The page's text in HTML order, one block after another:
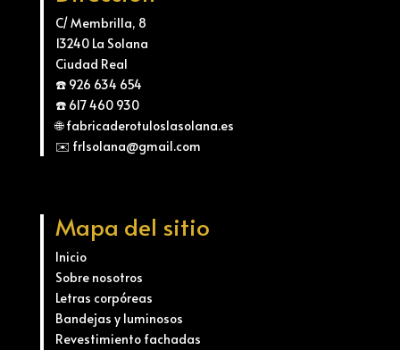
C/ Membrilla, 8
13240 La Solana
Ciudad Real
☎️ 926 634 654
☎️ 617 460 930
🌐 fabricaderotuloslasolana.es
✉️ frlsolana@gmail.com
Mapa del sitio
Inicio
Sobre nosotros
Letras corpóreas
Bandejas y luminosos
Revestimiento fachadas